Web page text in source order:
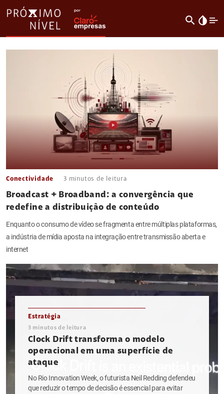
search invert_colors
Conectividade 3 minutos de leitura
Broadcast + Broadband: a convergência que
redefine a distribuição de conteúdo
Enquanto o consumo de vídeo se fragmenta entre múltiplas plataformas,
a indústria de mídia aposta na integração entre transmissão aberta e
internet
Estratégia
3 minutos de leitura
Clock Drift transforma o modelo
operacional em uma superfície de
ataque
No Rio Innovation Week, o futurista Neil Redding defendeu
que reduzir o tempo de decisão é essencial para evitar